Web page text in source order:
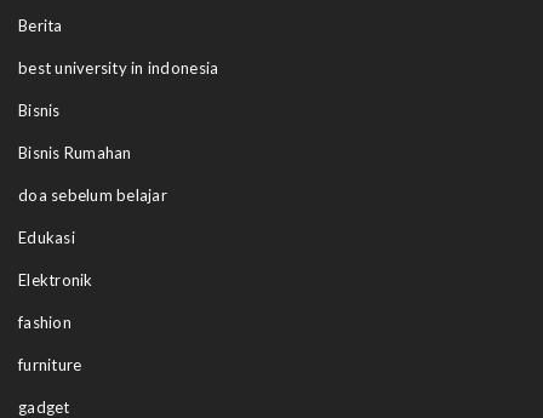
Berita
best university in indonesia
Bisnis
Bisnis Rumahan
doa sebelum belajar
Edukasi
Elektronik
fashion
furniture
gadget